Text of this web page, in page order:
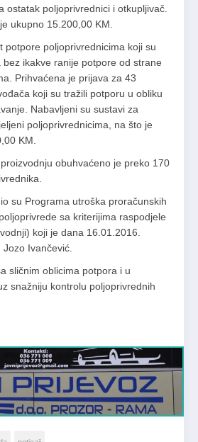
ostatak poljoprivrednici i otkupljivač.
ukupno 15.200,00 KM.
potpore poljoprivrednicima koji su
bez ikakve ranije potpore od strane
Prihvaćena je prijava za 43
koji su tražili potporu u obliku
Nabavljeni su sustavi za
poljoprivrednicima, na što je
KM.
obuhvaćeno je preko 170
su Programa utroška proračunskih
sa kriterijima raspodjele
koji je dana 16.01.2016.
Ivančević.
sličnim oblicima potpora i u
snažniju kontrolu poljoprivrednih